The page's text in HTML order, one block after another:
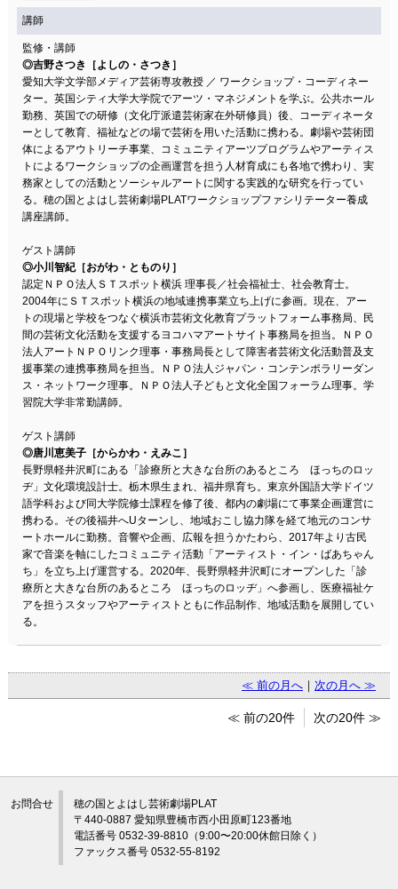
講師
監修・講師
◎吉野さつき［よしの・さつき］
愛知大学文学部メディア芸術専攻教授 ／ ワークショップ・コーディネー
ター。英国シティ大学大学院でアーツ・マネジメントを学ぶ。公共ホール
勤務、英国での研修（文化庁派遣芸術家在外研修員）後、コーディネータ
ーとして教育、福祉などの場で芸術を用いた活動に携わる。劇場や芸術団
体によるアウトリーチ事業、コミュニティアーツプログラムやアーティス
トによるワークショップの企画運営を担う人材育成にも各地で携わり、実
務家としての活動とソーシャルアートに関する実践的な研究を行ってい
る。穂の国とよはし芸術劇場PLATワークショップファシリテーター養成
講座講師。
ゲスト講師
◎小川智紀［おがわ・とものり］
認定ＮＰＯ法人ＳＴスポット横浜 理事長／社会福祉士、社会教育士。
2004年にＳＴスポット横浜の地域連携事業立ち上げに参画。現在、アー
トの現場と学校をつなぐ横浜市芸術文化教育プラットフォーム事務局、民
間の芸術文化活動を支援するヨコハマアートサイト事務局を担当。ＮＰＯ
法人アートＮＰＯリンク理事・事務局長として障害者芸術文化活動普及支
援事業の連携事務局を担当。ＮＰＯ法人ジャパン・コンテンポラリーダン
ス・ネットワーク理事。ＮＰＯ法人子どもと文化全国フォーラム理事。学
習院大学非常勤講師。
ゲスト講師
◎唐川恵美子［からかわ・えみこ］
長野県軽井沢町にある「診療所と大きな台所のあるところ ほっちのロッ
ヂ」文化環境設計士。栃木県生まれ、福井県育ち。東京外国語大学ドイツ
語学科および同大学院修士課程を修了後、都内の劇場にて事業企画運営に
携わる。その後福井へUターンし、地域おこし協力隊を経て地元のコンサ
ートホールに勤務。音響や企画、広報を担うかたわら、2017年より古民
家で音楽を軸にしたコミュニティ活動「アーティスト・イン・ばあちゃん
ち」を立ち上げ運営する。2020年、長野県軽井沢町にオープンした「診
療所と大きな台所のあるところ ほっちのロッヂ」へ参画し、医療福祉ケ
アを担うスタッフやアーティストともに作品制作、地域活動を展開してい
る。
≪ 前の月へ ｜次の月へ ≫
≪ 前の20件 次の20件 ≫
お問合せ
穂の国とよはし芸術劇場PLAT
〒440-0887 愛知県豊橋市西小田原町123番地
電話番号 0532-39-8810（9:00〜20:00休館日除く）
ファックス番号 0532-55-8192